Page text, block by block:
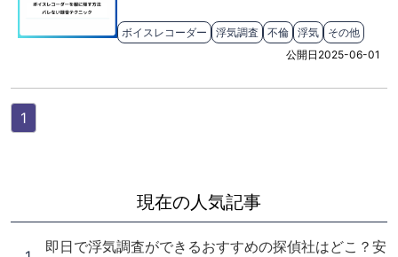
ボイスレコーダー 浮気調査 不倫 浮気
その他
公開日 2025-06-01
1
現在の人気記事
即日で浮気調査ができるおすすめの探偵社はどこ？安